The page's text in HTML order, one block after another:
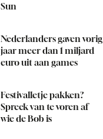
Sun
Nederlanders gaven vorig
jaar meer dan 1 miljard
euro uit aan games
Festivalletje pakken?
Spreek van te voren af
wie de Bob is